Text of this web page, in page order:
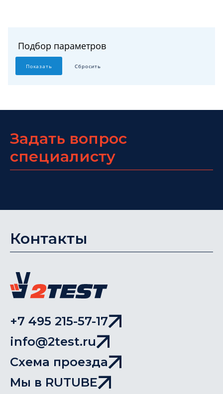
Подбор параметров
Задать вопрос
специалисту
Контакты
+7 495 215-57-17
info@2test.ru
Схема проезда
Мы в RUTUBE